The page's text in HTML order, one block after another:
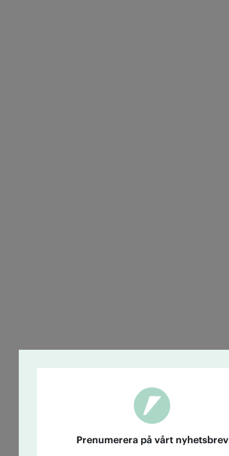
Prenumerera på vårt nyhetsbrev